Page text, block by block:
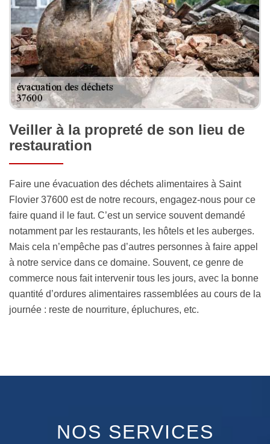
Veiller à la propreté de son lieu de
restauration
Faire une évacuation des déchets alimentaires à Saint
Flovier 37600 est de notre recours, engagez-nous pour ce
faire quand il le faut. C’est un service souvent demandé
notamment par les restaurants, les hôtels et les auberges.
Mais cela n’empêche pas d’autres personnes à faire appel
à notre service dans ce domaine. Souvent, ce genre de
commerce nous fait intervenir tous les jours, avec la bonne
quantité d’ordures alimentaires rassemblées au cours de la
journée : reste de nourriture, épluchures, etc.
NOS SERVICES